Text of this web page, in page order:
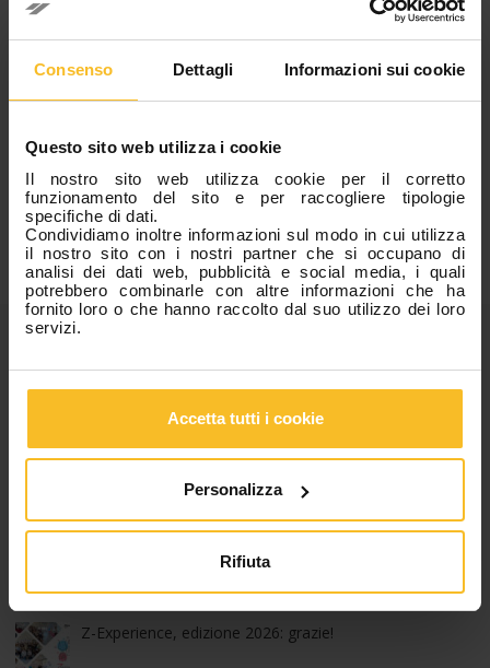
Consenso Dettagli Informazioni sui cookie
Questo sito web utilizza i cookie
Il nostro sito web utilizza cookie per il corretto
funzionamento del sito e per raccogliere tipologie
specifiche di dati.
Condividiamo inoltre informazioni sul modo in cui utilizza
il nostro sito con i nostri partner che si occupano di
analisi dei dati web, pubblicità e social media, i quali
potrebbero combinarle con altre informazioni che ha
fornito loro o che hanno raccolto dal suo utilizzo dei loro
servizi.
Accetta tutti i cookie
Personalizza
Rifiuta
Categorie
News Prodotti
Fiere, Congressi e Corsi
Articoli Popolari
Z-Experience, edizione 2026: grazie!